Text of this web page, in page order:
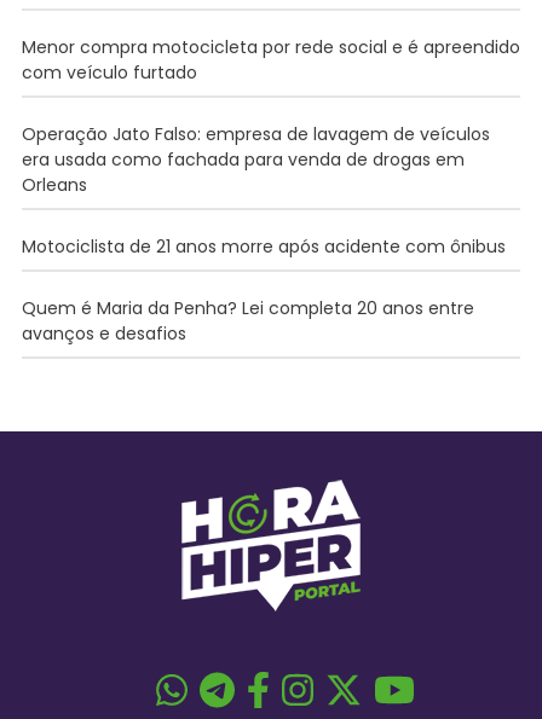
Menor compra motocicleta por rede social e é apreendido
com veículo furtado
Operação Jato Falso: empresa de lavagem de veículos
era usada como fachada para venda de drogas em
Orleans
Motociclista de 21 anos morre após acidente com ônibus
Quem é Maria da Penha? Lei completa 20 anos entre
avanços e desafios